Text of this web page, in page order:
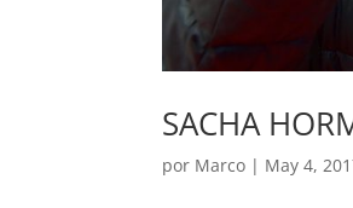
SACHA
por Marco | May 4,